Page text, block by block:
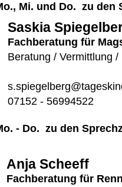
Mi. und Do. zu den
Saskia
Fachberatung für
Beratung / Vermittlung /
07152 - 56994522
- Do. zu den
Anja Scheeff
Fachberatung für